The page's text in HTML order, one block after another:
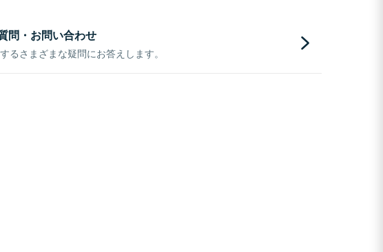
問・お問い合わせ
るさまざまな疑問にお答えします。